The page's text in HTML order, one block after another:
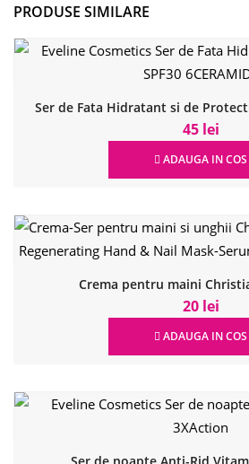
PRODUSE SIMILARE
Ser de Fata Hidratant si de
45 lei
ADAUGA IN COS
Crema pentru maini
20 lei
ADAUGA IN COS